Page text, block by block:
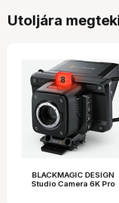
Utoljára
BLACKMAGIC DESIGN
Studio Camera 6K Pro